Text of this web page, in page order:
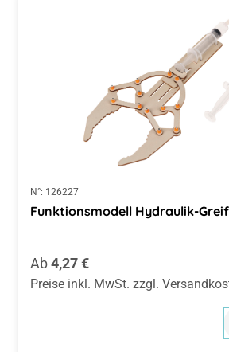
N°: 126227
Funktionsmodell Hydraulik-
Regulärer Preis:
Ab4,27 €
Preise inkl. MwSt. zzgl.